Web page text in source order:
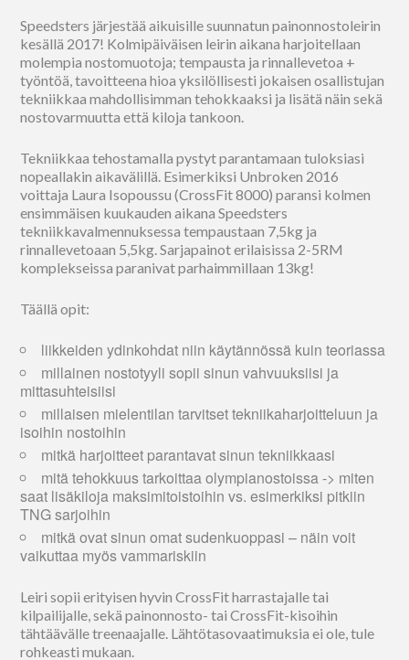
Speedsters järjestää aikuisille suunnatun painonnostoleirin
kesällä 2017! Kolmipäiväisen leirin aikana harjoitellaan
molempia nostomuotoja; tempausta ja rinnallevetoa +
työntöä, tavoitteena hioa yksilöllisesti jokaisen osallistujan
tekniikkaa mahdollisimman tehokkaaksi ja lisätä näin sekä
nostovarmuutta että kiloja tankoon.
Tekniikkaa tehostamalla pystyt parantamaan tuloksiasi
nopeallakin aikavälillä. Esimerkiksi Unbroken 2016
voittaja Laura Isopoussu (CrossFit 8000) paransi kolmen
ensimmäisen kuukauden aikana Speedsters
tekniikkavalmennuksessa tempaustaan 7,5kg ja
rinnallevetoaan 5,5kg. Sarjapainot erilaisissa 2-5RM
komplekseissa paranivat parhaimmillaan 13kg!
Täällä opit:
liikkeiden ydinkohdat niin käytännössä kuin teoriassa
millainen nostotyyli sopii sinun vahvuuksiisi ja
mittasuhteisiisi
millaisen mielentilan tarvitset tekniikaharjoitteluun ja
isoihin nostoihin
mitkä harjoitteet parantavat sinun tekniikkaasi
mitä tehokkuus tarkoittaa olympianostoissa -> miten
saat lisäkiloja maksimitoistoihin vs. esimerkiksi pitkiin
TNG sarjoihin
mitkä ovat sinun omat sudenkuoppasi – näin voit
vaikuttaa myös vammariskiin
Leiri sopii erityisen hyvin CrossFit harrastajalle tai
kilpailijalle, sekä painonnosto- tai CrossFit-kisoihin
tähtäävälle treenaajalle. Lähtötasovaatimuksia ei ole, tule
rohkeasti mukaan.